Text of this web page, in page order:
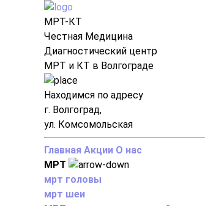
МРТ-КТ
Честная Медицина
Диагностический центр
МРТ и КТ в Волгограде
Находимся по адресу
г. Волгоград,
ул. Комсомольская
Главная Акции О нас
МРТ
мрт головы
мрт шеи